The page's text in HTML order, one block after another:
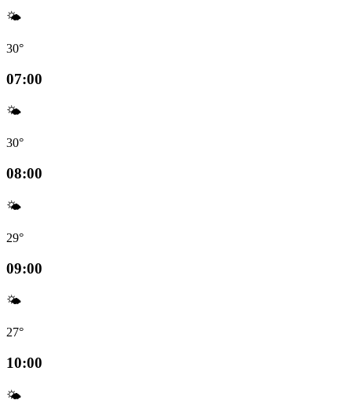
🌤️
30°
07:00
🌤️
30°
08:00
🌤️
29°
09:00
🌤️
27°
10:00
🌤️